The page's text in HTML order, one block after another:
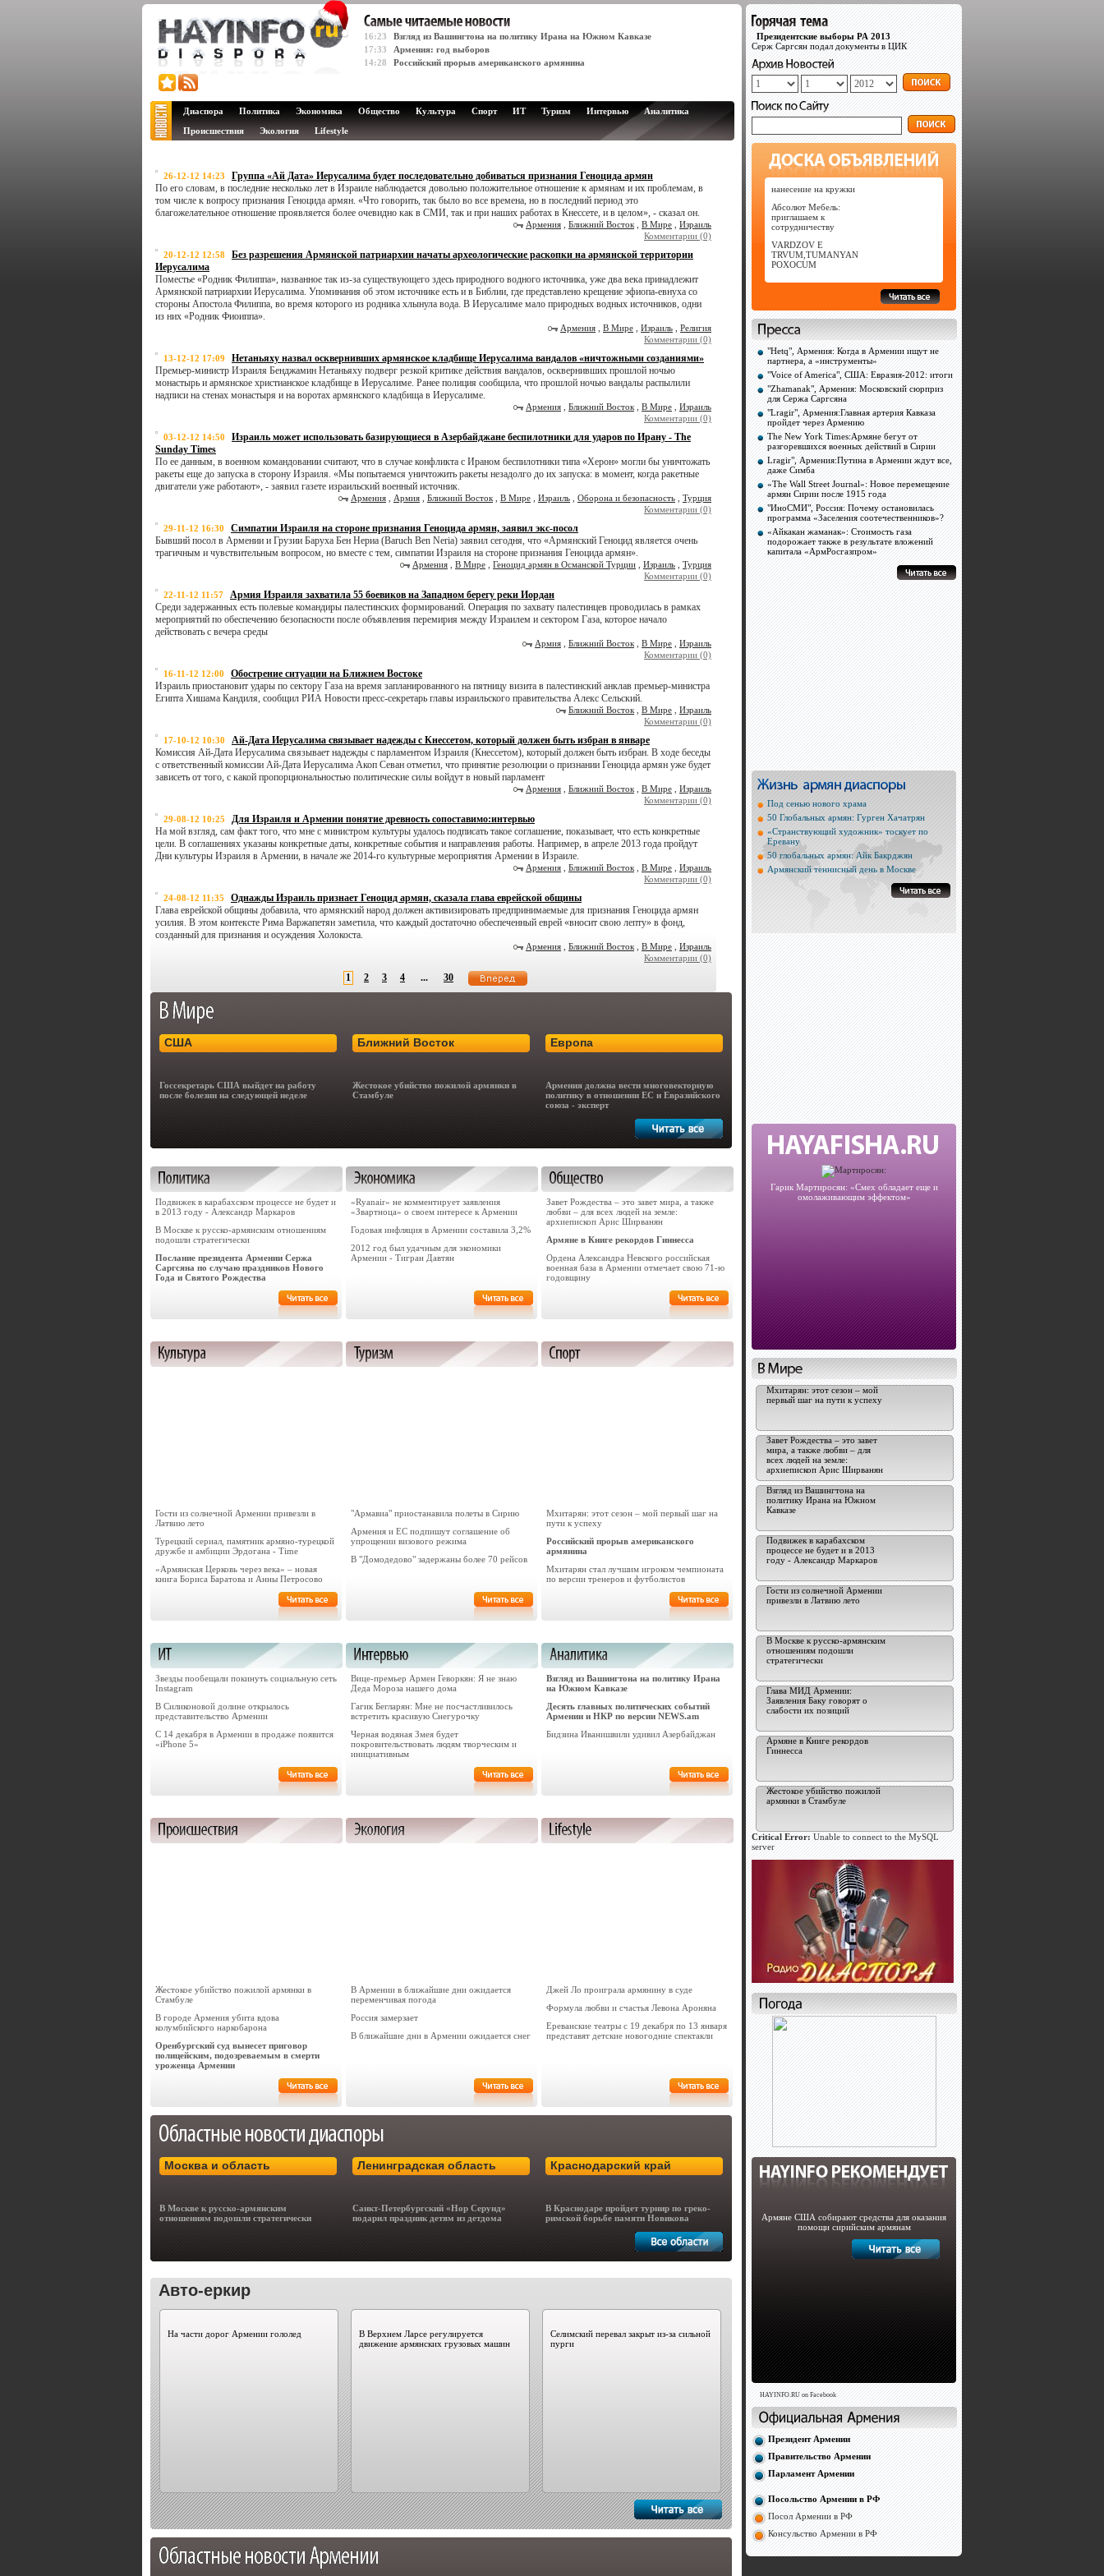
16:23
Взгляд из Вашингтона на политику Ирана на Южном Кавказе
17:33
Армения: год выборов
14:28
Российский прорыв американского армянина
Диаспора Политика Экономика Общество Культура Спорт ИТ Туризм Интервью
Аналитика
Происшествия
Экология Lifestyle
26-12-12 14:23
Группа «Ай Дата» Иерусалима будет последовательно добиваться признания Геноцида армян
По его словам, в последние несколько лет в Израиле наблюдается довольно положительное отношение к армянам и их проблемам, в
том числе к вопросу признания Геноцида армян. «Что говорить, так было во все времена, но в последний период это
благожелательное отношение проявляется более очевидно как в СМИ, так и при наших работах в Кнессете, и в целом», - сказал он.
Армения Ближний Восток В Мире
Израиль
Комментарии (0)
20-12-12 12:58
Без разрешения Армянской патриархии начаты археологические раскопки на армянской территории
Иерусалима
Поместье «Родник Филиппа», названное так из-за существующего здесь природного водного источника, уже два века принадлежит
Армянской патриархии Иерусалима. Упоминания об этом источнике есть и в Библии, где представлено крещение эфиопа-евнуха со
стороны Апостола Филиппа, во время которого из родника хлынула вода. В Иерусалиме мало природных водных источников, одни
из них «Родник Фиоиппа».
Армения В Мире Израиль
Религия
Комментарии (0)
13-12-12 17:09
Нетаньяху назвал осквернивших армянское кладбище Иерусалима вандалов «ничтожными созданиями»
Премьер-министр Израиля Бенджамин Нетаньяху подверг резкой критике действия вандалов, осквернивших прошлой ночью
монастырь и армянское христианское кладбище в Иерусалиме. Ранее полиция сообщила, что прошлой ночью вандалы распылили
надписи на стенах монастыря и на воротах армянского кладбища в Иерусалиме.
Армения Ближний Восток В Мире
Израиль
Комментарии (0)
03-12-12 14:50
Израиль может использовать базирующиеся в Азербайджане беспилотники для ударов по Ирану - The
Sunday Times
По ее данным, в военном командовании считают, что в случае конфликта с Ираном беспилотники типа «Херон» могли бы уничтожать
ракеты еще до запуска в сторону Израиля. «Мы попытаемся уничтожить ракеты незадолго до их запуска: в момент, когда ракетные
двигатели уже работают», - заявил газете израильский военный источник.
Армения Армия Ближний Восток В Мире Израиль Оборона и безопасность
Турция
Комментарии (0)
29-11-12 16:30
Симпатии Израиля на стороне признания Геноцида армян, заявил экс-посол
Бывший посол в Армении и Грузии Баруха Бен Нериа (Baruch Ben Neria) заявил сегодня, что «Армянский Геноцид является очень
трагичным и чувствительным вопросом, но вместе с тем, симпатии Израиля на стороне признания Геноцида армян».
Армения В Мире Геноцид армян в Османской Турции Израиль
Турция
Комментарии (0)
22-11-12 11:57
Армия Израиля захватила 55 боевиков на Западном берегу реки Иордан
Среди задержанных есть полевые командиры палестинских формирований. Операция по захвату палестинцев проводилась в рамках
мероприятий по обеспечению безопасности после объявления перемирия между Израилем и сектором Газа, которое начало
действовать с вечера среды
Армия Ближний Восток В Мире
Израиль
Комментарии (0)
16-11-12 12:00
Обострение ситуации на Ближнем Востоке
Израиль приостановит удары по сектору Газа на время запланированного на пятницу визита в палестинский анклав премьер-министра
Египта Хишама Кандиля, сообщил РИА Новости пресс-секретарь главы израильского правительства Алекс Сельский.
Ближний Восток В Мире
Израиль
Комментарии (0)
17-10-12 10:30
Ай-Дата Иерусалима связывает надежды с Кнессетом, который должен быть избран в январе
Комиссия Ай-Дата Иерусалима связывает надежды с парламентом Израиля (Кнессетом), который должен быть избран. В ходе беседы
с ответственный комиссии Ай-Дата Иерусалима Акоп Севан отметил, что принятие резолюции о признании Геноцида армян уже будет
зависеть от того, с какой пропорциональностью политические силы войдут в новый парламент
Армения Ближний Восток В Мире
Израиль
Комментарии (0)
29-08-12 10:25
Для Израиля и Армении понятие древность сопоставимо:интервью
На мой взгляд, сам факт того, что мне с министром культуры удалось подписать такое соглашение, показывает, что есть конкретные
цели. В соглашениях указаны конкретные даты, конкретные события и направления работы. Например, в апреле 2013 года пройдут
Дни культуры Израиля в Армении, в начале же 2014-го культурные мероприятия Армении в Израиле.
Армения Ближний Восток В Мире
Израиль
Комментарии (0)
24-08-12 11:35
Однажды Израиль признает Геноцид армян, сказала глава еврейской общины
Глава еврейской общины добавила, что армянский народ должен активизировать предпринимаемые для признания Геноцида армян
усилия. В этом контексте Рима Варжапетян заметила, что каждый достаточно обеспеченный еврей «вносит свою лепту» в фонд,
созданный для признания и осуждения Холокоста.
Армения Ближний Восток В Мире
Израиль
Комментарии (0)
1 2 3 4 ... 30
США
Госсекретарь США выйдет на работу
после болезни на следующей неделе
Ближний Восток
Жестокое убийство пожилой армянки в
Стамбуле
Европа
Армения должна вести многовекторную
политику в отношении ЕС и Евразийского
союза - эксперт
Подвижек в карабахском процессе не будет и
в 2013 году - Александр Маркаров
В Москве к русско-армянским отношениям
подошли стратегически
Послание президента Армении Сержа
Саргсяна по случаю праздников Нового
Года и Святого Рождества
«Ryanair» не комментирует заявления
«Звартноца» о своем интересе к Армении
Годовая инфляция в Армении составила 3,2%
2012 год был удачным для экономики
Армении - Тигран Давтян
Завет Рождества – это завет мира, а также
любви – для всех людей на земле:
архиепископ Арис Ширванян
Армяне в Книге рекордов Гиннесса
Ордена Александра Невского российская
военная база в Армении отмечает свою 71-ю
годовщину
Гости из солнечной Армении привезли в
Латвию лето
Турецкий сериал, памятник армяно-турецкой
дружбе и амбиции Эрдогана - Time
«Армянская Церковь через века» – новая
книга Бориса Баратова и Анны Петросово
"Армавиа" приостанавила полеты в Сирию
Армения и ЕС подпишут соглашение об
упрощении визового режима
В "Домодедово" задержаны более 70 рейсов
Мхитарян: этот сезон – мой первый шаг на
пути к успеху
Российский прорыв американского
армянина
Мхитарян стал лучшим игроком чемпионата
по версии тренеров и футболистов
Звезды пообещали покинуть социальную сеть
Instagram
В Силиконовой долине открылось
представительство Армении
С 14 декабря в Армении в продаже появится
«iPhone 5»
Вице-премьер Армен Геворкян: Я не знаю
Деда Мороза нашего дома
Гагик Бегларян: Мне не посчастливилось
встретить красивую Снегурочку
Черная водяная Змея будет
покровительствовать людям творческим и
инициативным
Взгляд из Вашингтона на политику Ирана
на Южном Кавказе
Десять главных политических событий
Армении и НКР по версии NEWS.am
Бидзина Иванишвили удивил Азербайджан
Жестокое убийство пожилой армянки в
Стамбуле
В городе Армения убита вдова
колумбийского наркобарона
Оренбургский суд вынесет приговор
полицейским, подозреваемым в смерти
уроженца Армении
В Армении в ближайшие дни ожидается
переменчивая погода
Россия замерзает
В ближайшие дни в Армении ожидается снег
Джей Ло проиграла армянину в суде
Формула любви и счастья Левона Ароняна
Ереванские театры с 19 декабря по 13 января
представят детские новогодние спектакли
Москва и область
В Москве к русско-армянским
отношениям подошли стратегически
Ленинградская область
Санкт-Петербургский «Нор Серунд»
подарил праздник детям из детдома
Краснодарский край
В Краснодаре пройдет турнир по греко-
римской борьбе памяти Новикова
Авто-еркир
На части дорог Армении гололед
В Верхнем Ларсе регулируется
движение армянских грузовых машин
Селимский перевал закрыт из-за сильной
пурги
Президентские выборы РА 2013
Серж Саргсян подал документы в ЦИК
нанесение на кружки
Абсолют Мебель:
приглашаем к
сотрудничеству
VARDZOV E
TRVUM,TUMANYAN
POXOCUM
"Hetq", Армения: Когда в Армении ищут не
партнера, а «инструменты»
"Voice of America", США: Евразия-2012: итоги
"Zhamanak", Армения: Московский сюрприз
для Сержа Саргсяна
"Lragir", Армения:Главная артерия Кавказа
пройдет через Армению
The New York Times:Армяне бегут от
разгоревшихся военных действий в Сирии
Lragir", Армения:Путина в Армении ждут все,
даже Симба
«The Wall Street Journal»: Новое перемещение
армян Сирии после 1915 года
"ИноСМИ", Россия: Почему остановилась
программа «Заселения соотечественников»?
«Айкакан жаманак»: Стоимость газа
подорожает также в результате вложений
капитала «АрмРосгазпром»
Под сенью нового храма
50 Глобальных армян: Гурген Хачатрян
«Странствующий художник» тоскует по
Еревану
50 глобальных армян: Айк Бакрджян
Армянский теннисный день в Москве
Гарик Мартиросян: «Смех обладает еще и
омолаживающим эффектом»
Мхитарян: этот сезон – мой
первый шаг на пути к успеху
Завет Рождества – это завет
мира, а также любви – для
всех людей на земле:
архиепископ Арис Ширванян
Взгляд из Вашингтона на
политику Ирана на Южном
Кавказе
Подвижек в карабахском
процессе не будет и в 2013
году - Александр Маркаров
Гости из солнечной Армении
привезли в Латвию лето
В Москве к русско-армянским
отношениям подошли
стратегически
Глава МИД Армении:
Заявления Баку говорят о
слабости их позиций
Армяне в Книге рекордов
Гиннесса
Жестокое убийство пожилой
армянки в Стамбуле
Critical Error:Unable to connect to the MySQL
server
Армяне США собирают средства для оказания
помощи сирийским армянам
HAYINFO.RU on Facebook
Президент Армении
Правительство Армении
Парламент Армении
Посольство Армении в РФ
Посол Армении в РФ
Консульство Армении в РФ